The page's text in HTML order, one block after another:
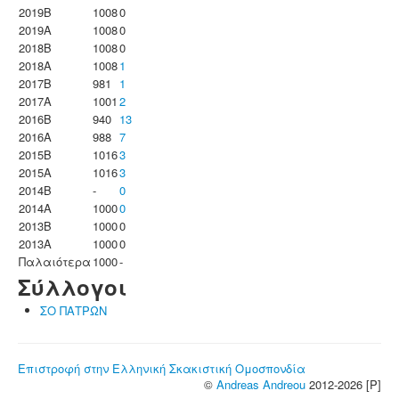
2019B
10080
2019A
10080
2018B
10080
2018A
10081
2017B
981
1
2017A
1001 2
2016B
940 13
2016A
988 7
2015B
10163
2015A
10163
2014B
-
0
2014A
10000
2013B
10000
2013A
10000
Παλαιότερα 1000-
Σύλλογοι
ΣΟ ΠΑΤΡΩΝ
Επιστροφή στην Ελληνική Σκακιστική Ομοσπονδία
© Andreas Andreou 2012-2026 [P]